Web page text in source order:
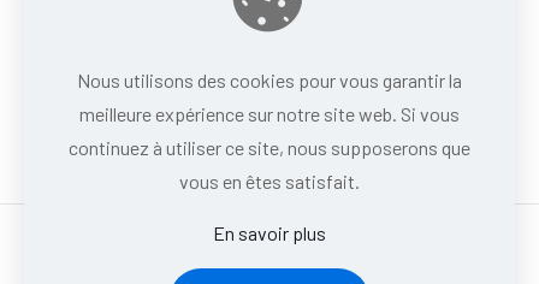
Nous utilisons des cookies pour vous garantir la
meilleure expérience sur notre site web. Si vous
continuez à utiliser ce site, nous supposerons que
vous en êtes satisfait.
En savoir plus